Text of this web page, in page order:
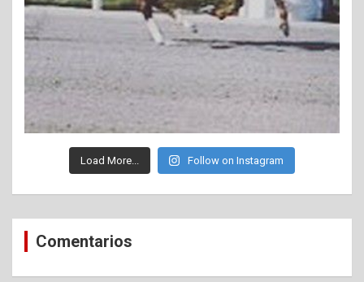
Load More... Follow on Instagram
Comentarios